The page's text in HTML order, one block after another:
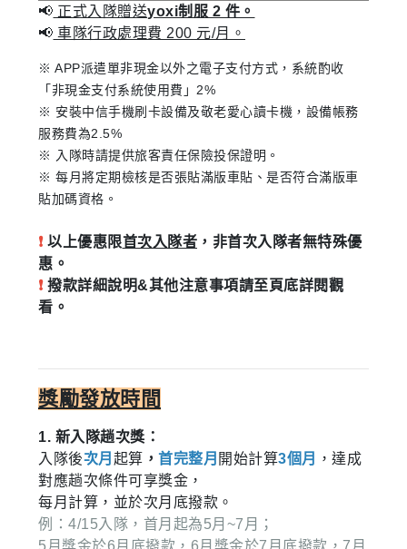
📢 正式入隊贈送yoxi制服 2 件。
📢 車隊行政處理費 200 元/月。
※ APP派遣單非現金以外之電子支付方式，系統酌收
「非現金支付系統使用費」2%
※ 安裝中信手機刷卡設備及敬老愛心讀卡機，設備帳務
服務費為2.5%
※ 入隊時請提供旅客責任保險投保證明。
※ 每月將定期檢核是否張貼滿版車貼、是否符合滿版車
貼加碼資格。
❗ 以上優惠限首次入隊者 ，非首次入隊者無特殊優
惠。
❗ 撥款詳細說明&其他注意事項請至頁底詳閱觀
看。
獎勵發放時間
1. 新入隊趟次獎：
入隊後次月 起算 ， 首完整月 開始計算3個月
，達成
對應趟次條件可享獎金，
每月計算，並於次月底撥款。
例：4/15入隊，首月起為5月~7月；
5月獎金於6月底撥款，6月獎金於7月底撥款，7月